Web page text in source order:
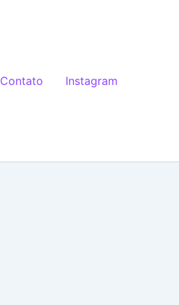
Contato Instagram